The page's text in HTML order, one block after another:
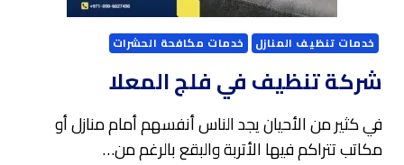
خدمات تنظيف المنازل خدمات مكافحة الحشرات
شركة تنظيف في فلج المعلا
في كثير من الأحيان يجد الناس أنفسهم أمام منازل أو
مكاتب تتراكم فيها الأتربة والبقع بالرغم من…